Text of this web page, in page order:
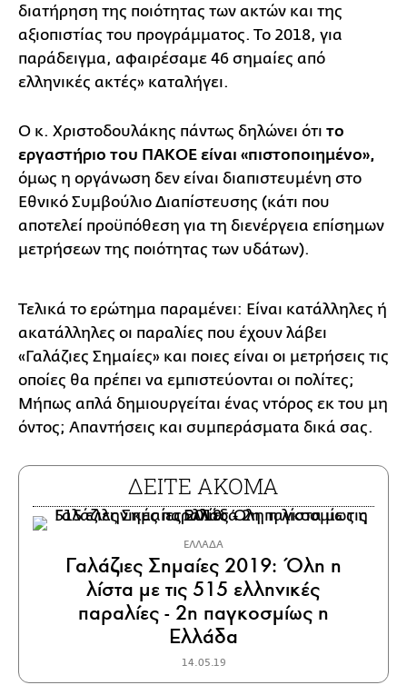
διατήρηση της ποιότητας των ακτών και της
αξιοπιστίας του προγράμματος. Το 2018, για
παράδειγμα, αφαιρέσαμε 46 σημαίες από
ελληνικές ακτές» καταλήγει.
Ο κ. Χριστοδουλάκης πάντως δηλώνει ότι το
εργαστήριο του ΠΑΚΟΕ είναι «πιστοποιημένο»,
όμως η οργάνωση δεν είναι διαπιστευμένη στο
Εθνικό Συμβούλιο Διαπίστευσης (κάτι που
αποτελεί προϋπόθεση για τη διενέργεια επίσημων
μετρήσεων της ποιότητας των υδάτων).
Τελικά το ερώτημα παραμένει: Eίναι κατάλληλες ή
ακατάλληλες οι παραλίες που έχουν λάβει
«Γαλάζιες Σημαίες» και ποιες είναι οι μετρήσεις τις
οποίες θα πρέπει να εμπιστεύονται οι πολίτες;
Μήπως απλά δημιουργείται ένας ντόρος εκ του μη
όντος; Απαντήσεις και συμπεράσματα δικά σας.
ΔΕΙΤΕ ΑΚΟΜΑ
ΕΛΛΑΔΑ
Γαλάζιες Σημαίες 2019: Όλη η
λίστα με τις 515 ελληνικές
παραλίες - 2η παγκοσμίως η
Ελλάδα
14.05.19